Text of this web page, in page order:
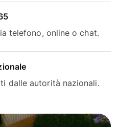
telefono, online o chat.
dalle autorità nazionali.